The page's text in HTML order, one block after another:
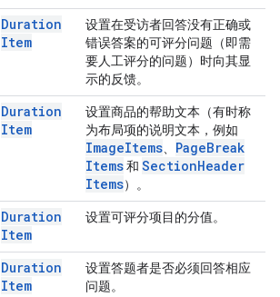
Duration
Item
设置在受访者回答没有正确或
错误答案的可评分问题（即需
要人工评分的问题）时向其显
示的反馈。
Duration
Item
设置商品的帮助文本（有时称
为布局项的说明文本，例如
ImageItems PageBreak
Items和 SectionHeader
Items）。
Duration
Item
设置可评分项目的分值。
Duration
Item
设置答题者是否必须回答相应
问题。